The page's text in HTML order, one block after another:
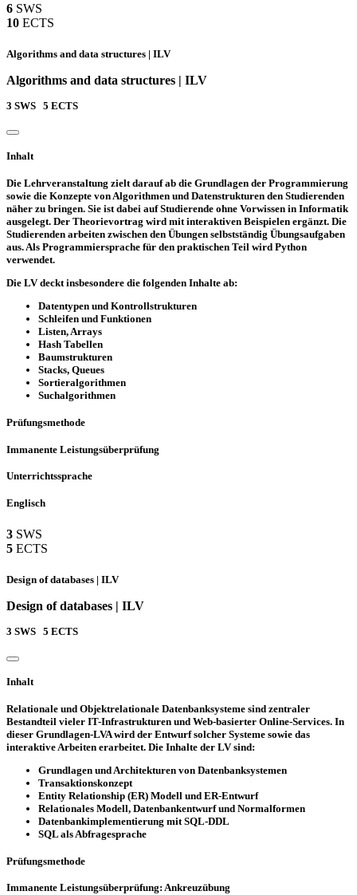
6 SWS
10 ECTS
Algorithms and data structures | ILV
Algorithms and data structures | ILV
3 SWS 5 ECTS
Inhalt
Die Lehrveranstaltung zielt darauf ab die Grundlagen der Programmierung
sowie die Konzepte von Algorithmen und Datenstrukturen den Studierenden
näher zu bringen. Sie ist dabei auf Studierende ohne Vorwissen in Informatik
ausgelegt. Der Theorievortrag wird mit interaktiven Beispielen ergänzt. Die
Studierenden arbeiten zwischen den Übungen selbstständig Übungsaufgaben
aus. Als Programmiersprache für den praktischen Teil wird Python
verwendet.
Die LV deckt insbesondere die folgenden Inhalte ab:
Datentypen und Kontrollstrukturen
Schleifen und Funktionen
Listen, Arrays
Hash Tabellen
Baumstrukturen
Stacks, Queues
Sortieralgorithmen
Suchalgorithmen
Prüfungsmethode
Immanente Leistungsüberprüfung
Unterrichtssprache
Englisch
3 SWS
5 ECTS
Design of databases | ILV
Design of databases | ILV
3 SWS 5 ECTS
Inhalt
Relationale und Objektrelationale Datenbanksysteme sind zentraler
Bestandteil vieler IT-Infrastrukturen und Web-basierter Online-Services. In
dieser Grundlagen-LVA wird der Entwurf solcher Systeme sowie das
interaktive Arbeiten erarbeitet. Die Inhalte der LV sind:
Grundlagen und Architekturen von Datenbanksystemen
Transaktionskonzept
Entity Relationship (ER) Modell und ER-Entwurf
Relationales Modell, Datenbankentwurf und Normalformen
Datenbankimplementierung mit SQL-DDL
SQL als Abfragesprache
Prüfungsmethode
Immanente Leistungsüberprüfung: Ankreuzübung